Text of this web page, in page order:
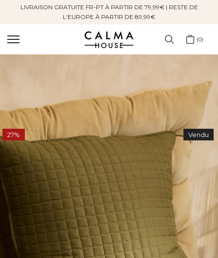
SauterLIVRAISON GRATUITE FR-PT À PARTIR DE 79,99€ | RESTE DE
L'EUROPE À PARTIR DE 89,99€
0
Vendu
27%